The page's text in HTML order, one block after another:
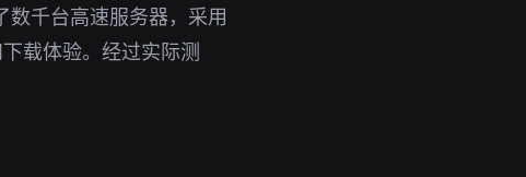
千台高速服务器，采用
载体验。经过实际测